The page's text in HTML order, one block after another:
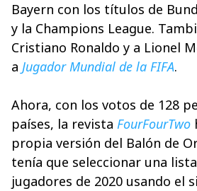
Bayern con los títulos de
y la Champions League.
Cristiano Ronaldo y a Lionel
a Jugador Mundial de la FIFA.
Ahora, con los votos de 128
países, la revista FourFourTwo
propia versión del Balón de
tenía que seleccionar una
jugadores de 2020 usando el